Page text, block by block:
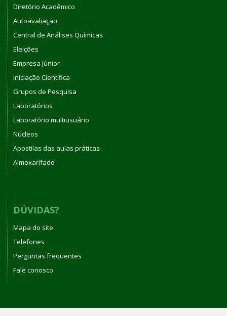
Diretório Acadêmico
Autoavaliação
Central de Análises Químicas
Eleições
Empresa Júnior
Iniciação Científica
Grupos de Pesquisa
Laboratórios
Laboratório multiusuário
Núcleos
Apostilas das aulas práticas
Almoxarifado
DÚVIDAS?
Mapa do site
Telefones
Perguntas frequentes
Fale conosco